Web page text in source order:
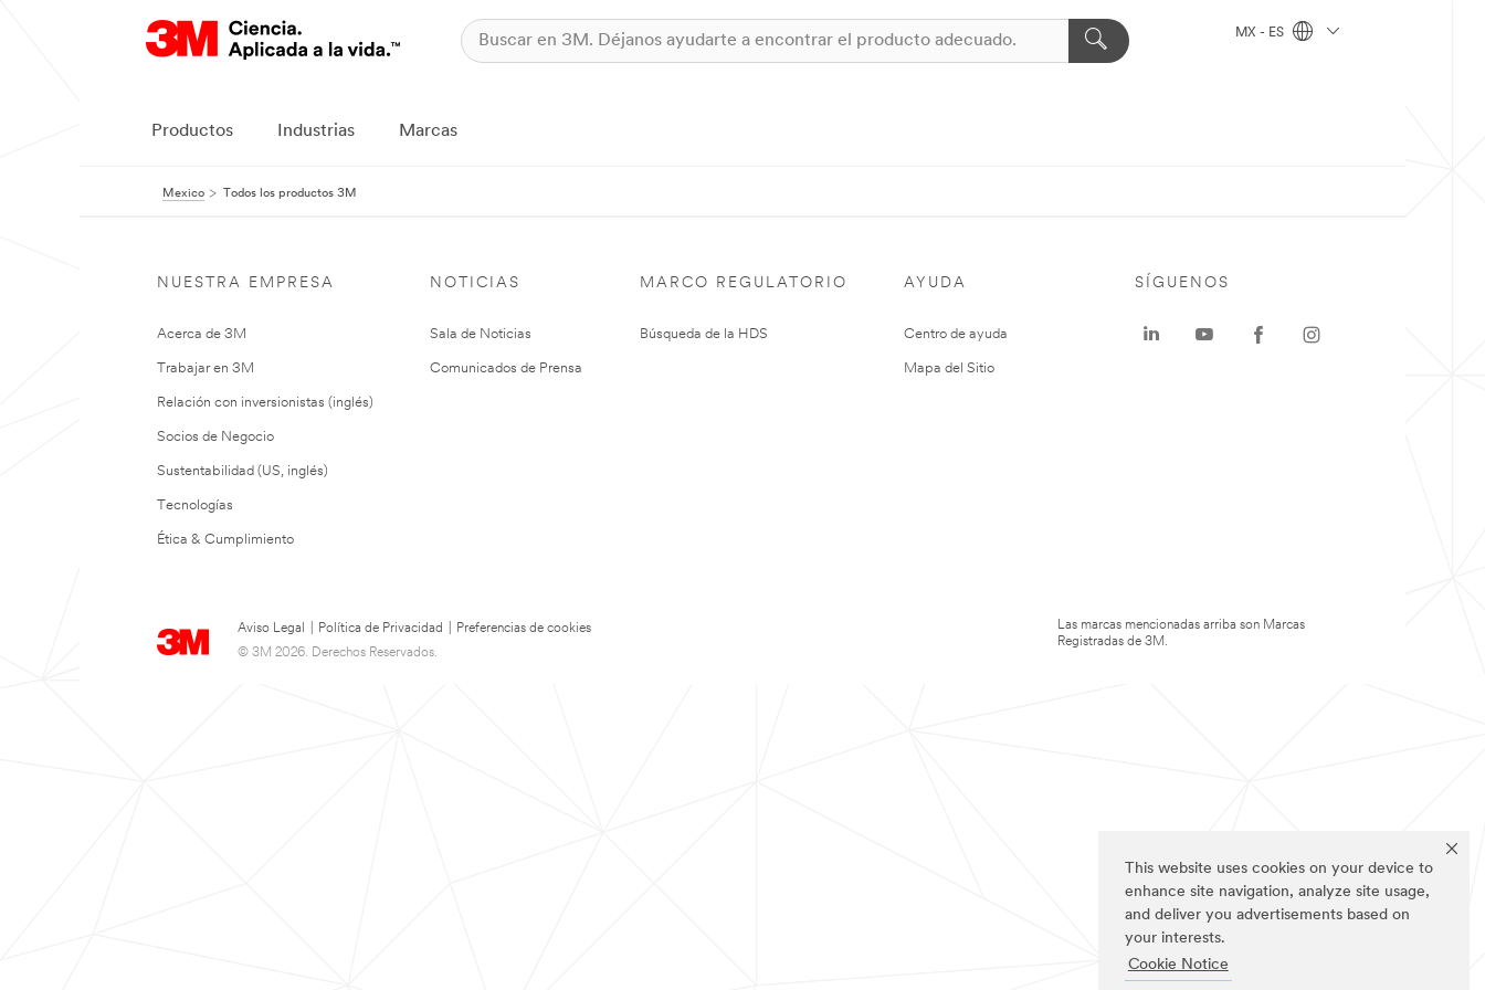
This website uses cookies on your device to
enhance site navigation, analyze site usage,
and deliver you advertisements based on
your interests.
Cookie Notice
MX - ES
Productos Industrias Marcas
Mexico Todos los productos 3M
NUESTRA EMPRESA
Acerca de 3M
Trabajar en 3M
Relación con inversionistas (inglés)
Socios de Negocio
Sustentabilidad (US, inglés)
Tecnologías
Ética & Cumplimiento
NOTICIAS
Sala de Noticias
Comunicados de Prensa
MARCO REGULATORIO
Búsqueda de la HDS
AYUDA
Centro de ayuda
Mapa del Sitio
Aviso Legal Política de Privacidad
Preferencias de cookies
© 3M 2026. Derechos Reservados.
SÍGUENOS
Las marcas mencionadas arriba son Marcas
Registradas de 3M.